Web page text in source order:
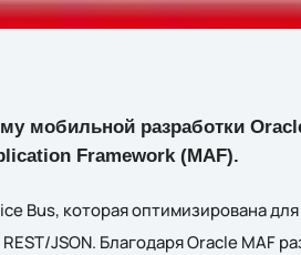
мобильной разработки
Framework (MAF).
Bus, которая оптимизирована
JSON. Благодаря Oracle MAF